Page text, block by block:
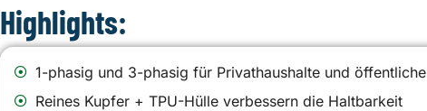
Highlights:
1-phasig und 3-phasig für Privathaushalte und öffentliche
Reines Kupfer + TPU-Hülle verbessern die Haltbarkeit